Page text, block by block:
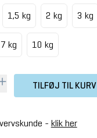
1,5 kg 2 kg 3 kg
7 kg 10 kg
TILFØJ TIL KURV
- klik her